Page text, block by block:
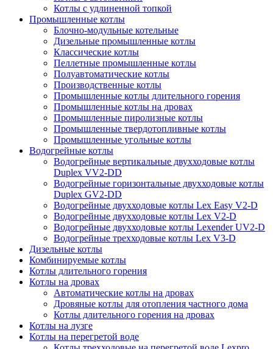
Котлы с удлиненной топкой
Промышленные котлы
Блочно-модульные котельные
Дизельные промышленные котлы
Классические котлы
Пеллетные промышленные котлы
Полуавтоматические котлы
Производственные котлы
Промышленные котлы длительного горения
Промышленные котлы на дровах
Промышленные пиролизные котлы
Промышленные твердотопливные котлы
Промышленные угольные котлы
Водогрейные котлы
Водогрейные вертикальные двухходовые котлы
Duplex VV2-DD
Водогрейные горизонтальные двухходовые котлы
Duplex GV2-DD
Водогрейные двухходовые котлы Lex Easy V2-D
Водогрейные двухходовые котлы Lex V2-D
Водогрейные двухходовые котлы Lexender UV2-D
Водогрейные трехходовые котлы Lex V3-D
Дизельные котлы
Комбинируемые котлы
Котлы длительного горения
Котлы на дровах
Автоматические котлы на дровах
Дровяные котлы для отопления частного дома
Котлы длительного горения на дровах
Котлы на лузге
Котлы на перегретой воде